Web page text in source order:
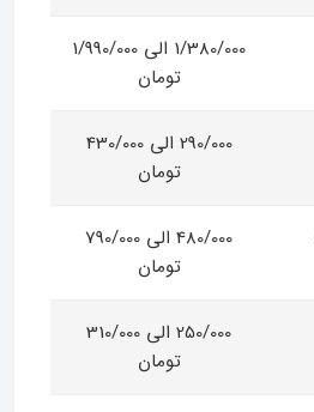
1/380/000 الی 1/990/000
تومان
290/000 الی 430/000
تومان
480/000 الی 790/000
تومان
250/000 الی 310/000
تومان